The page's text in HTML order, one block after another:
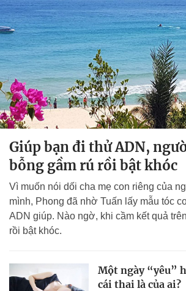
Giúp bạn đi thử ADN,
bỗng gầm rú rồi bật khóc
Vì muốn nói dối cha mẹ con riêng của
mình, Phong đã nhờ Tuấn lấy mẫu tóc
ADN giúp. Nào ngờ, khi cầm kết quả
rồi bật khóc.
Một ngày “yêu”
cái thai là của ai?